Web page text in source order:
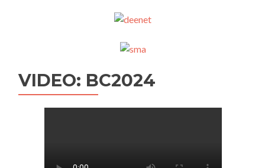
VIDEO: BC2024